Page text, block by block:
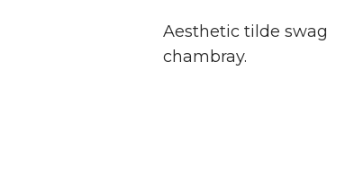
Aesthetic tilde swag
chambray.